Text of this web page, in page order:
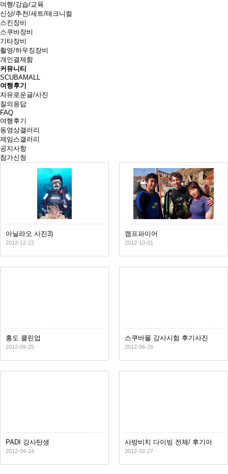
여행/강습/교육
신상/추천/세트/테크니컬
스킨장비
스쿠바장비
기타장비
촬영/하우징장비
개인결제함
커뮤니티
SCUBAMALL
여행후기
자유로운글/사진
질의응답
FAQ
여행후기
동영상갤러리
제임스갤러리
공지사항
참가신청
아닐라오 사진3)
2012-12-22
캠프파이어
2012-10-01
홍도 클린업
2012-09-25
스쿠바몰 강사시험 후기사진
2012-06-26
PADI 강사탄생
2012-04-24
사방비치 다이빙 전체/ 후기아
님
2012-02-27